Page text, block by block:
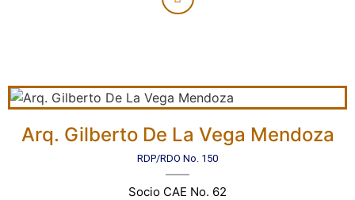
Arq. Gilberto De La Vega Mendoza
RDP/RDO No. 150
Socio CAE No. 62